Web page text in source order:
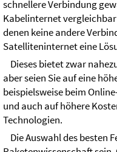
schnellere Verbindung
Kabelinternet
denen keine andere
Satelliteninternet eine
Dieses bietet zwar
aber seien Sie auf eine
beispielsweise beim
und auch auf höhere
Technologien.
Die Auswahl des besten